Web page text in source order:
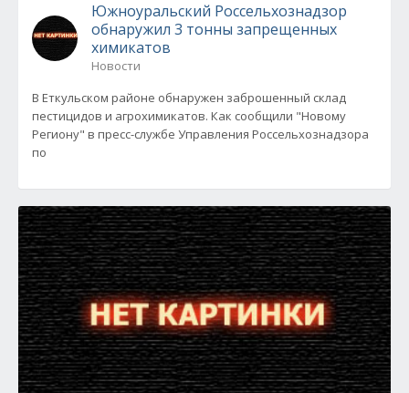
Южноуральский Россельхознадзор
обнаружил 3 тонны запрещенных
химикатов
Новости
В Еткульском районе обнаружен заброшенный склад
пестицидов и агрохимикатов. Как сообщили "Новому
Региону" в пресс-службе Управления Россельхознадзора
по